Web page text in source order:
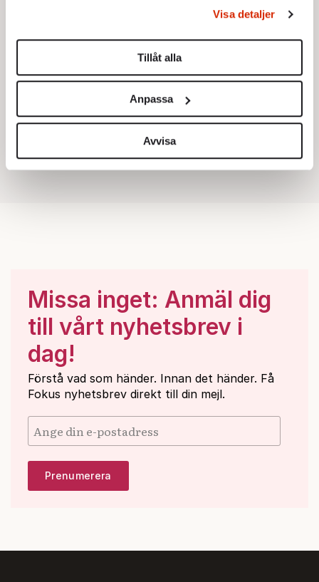
Du kan ändra eller dra tillbaka ditt samtycke när som
helst från cookie-förklaringen.
Vi använder enhetsidentifierare för att anpassa innehållet
för sociala medier och analysera vår trafik. Vi
vidarebefordrar även sådana identifierare och annan
information från din enhet till de sociala medier och
annons- och analysföretag som vi samarbetar med.
Dessa kan i sin tur kombinera informationen med annan
Visa detaljer
Tillåt alla
Anpassa
Avvisa
Missa inget: Anmäl dig
till vårt nyhetsbrev i
dag!
Förstå vad som händer. Innan det händer. Få
Fokus nyhetsbrev direkt till din mejl.